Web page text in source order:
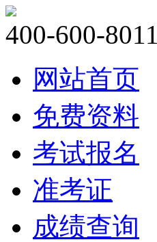
400-600-8011
网站首页
免费资料
考试报名
准考证
成绩查询